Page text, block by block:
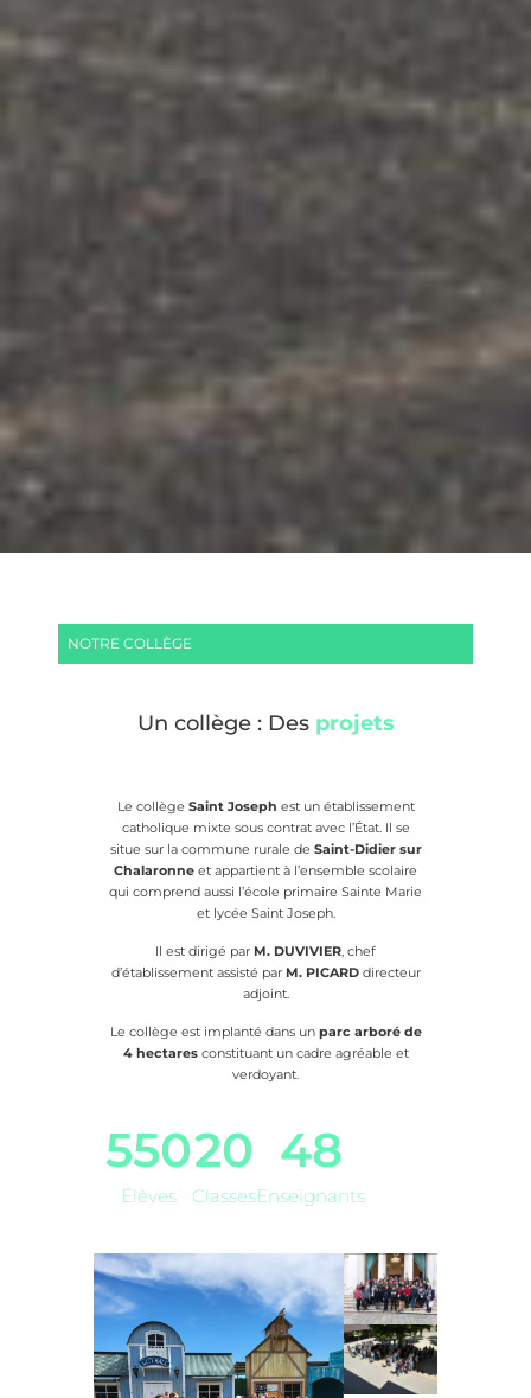
NOTRE COLLÈGE
Un collège : Des projets
Le collège Saint Joseph est un établissement
catholique mixte sous contrat avec l’État. Il se
situe sur la commune rurale de Saint-Didier sur
Chalaronne et appartient à l’ensemble scolaire
qui comprend aussi l’école primaire Sainte Marie
et lycée Saint Joseph.
Il est dirigé par M. DUVIVIER, chef
d’établissement assisté par M. PICARD directeur
adjoint.
Le collège est implanté dans un parc arboré de
4 hectaresconstituant un cadre agréable et
verdoyant.
Élèves
550
Classes
20
Enseignants
48